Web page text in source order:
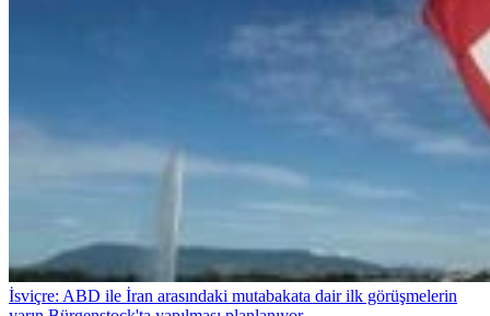
İsviçre: ABD ile İran arasındaki mutabakata dair ilk görüşmelerin